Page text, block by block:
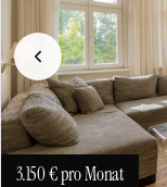
Vorherige
3.150 €pro Monat